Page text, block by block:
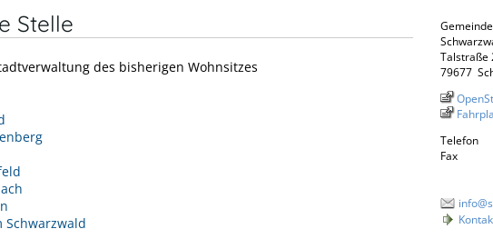
Stelle
des bisherigen Wohnsitzes
Schwarzwald
Talstraße
79677
Telefon
Fax